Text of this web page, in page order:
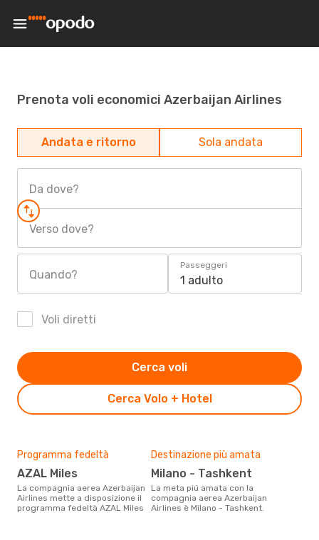
Prenota voli economici Azerbaijan Airlines
Andata e ritorno Sola andata
Da dove?
Verso dove?
Quando?
Passeggeri
1 adulto
Voli diretti
Cerca Volo + Hotel
Cerca voli
Programma fedeltà
AZAL Miles
La compagnia aerea Azerbaijan
Airlines mette a disposizione il
programma fedeltà AZAL Miles
Destinazione più amata
Milano - Tashkent
La meta piú amata con la
compagnia aerea Azerbaijan
Airlines è Milano - Tashkent.